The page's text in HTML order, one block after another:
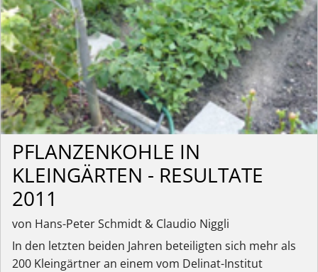
PFLANZENKOHLE IN
KLEINGÄRTEN - RESULTATE
2011
von Hans-Peter Schmidt & Claudio Niggli
In den letzten beiden Jahren beteiligten sich mehr als
200 Kleingärtner an einem vom Delinat-Institut